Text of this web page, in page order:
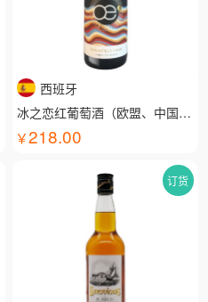
西班牙
冰之恋红葡萄酒（欧盟、中国有机认证）
218.00
订货